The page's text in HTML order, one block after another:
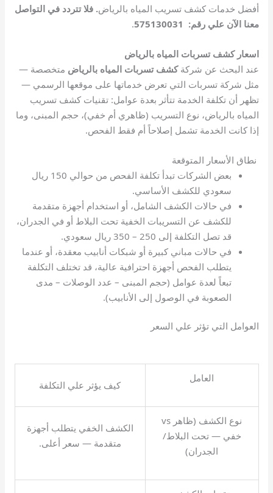
أفضل خدمات كشف تسريب المياه بالرياض. فلا تتردد في التواصل
معنا الآن علي رقم: 575130031
.
اسعار كشف تسربات المياه بالرياض
عند البحث عن شركةكشف تسربات المياه بالرياض متخصصة —
مثل شركة تسربات التي تعرض خدماتها على موقعها الرسمي —
تظهر أن تكلفة الخدمة تتأثر بعدة عوامل: تقنيات كشف تسريب
المياه بالرياض، نوع التسريب (ظاهري أم خفي)، حجم المبنى، وما
إذا كانت الخدمة تشمل إصلاحاً أم فقط الفحص.
نطاق الأسعار المتوقعة
بعض الشركات تبدأ تكلفة الفحص من حوالي 150 ريال
سعودي للكشف الأساسي.
في حالات الكشف الشامل، أو استخدام أجهزة متقدمة
للكشف عن التسريبات الخفية تحت البلاط أو في الجدران،
قد تصل التكلفة إلى 250 – 350 ريال سعودي.
في حالات مباني كبيرة أو شبكات أنابيب معقدة، أو عندما
يتطلب الفحص أجهزة احترافية عالية، قد تختلف التكلفة
تبعاً لعدة عوامل (حجم المبنى – عدد الوصلات – مدى
الصعوبة في الوصول إلى الأنابيب).
العوامل التي تؤثر علي السعر
العامل
كيف يؤثر علي التكلفة
نوع الكشف (ظاهر vs
خفي — تحت البلاط/
الجدران)
الكشف الخفي يتطلب أجهزة
متقدمة — سعر أعلى.